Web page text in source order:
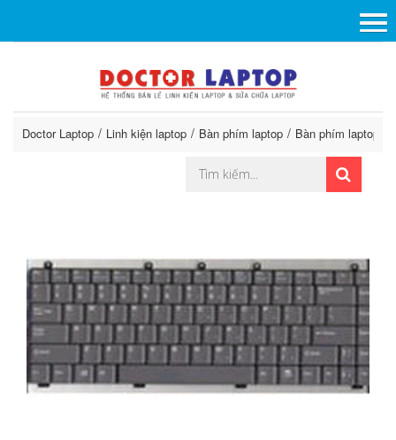
Doctor Laptop Linh kiện laptop Bàn phím laptop Bàn phím laptop